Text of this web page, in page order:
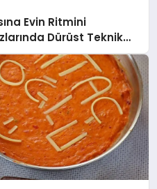
Evin Ritmini
Dürüst Teknik